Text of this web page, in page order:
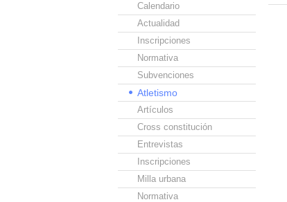
Calendario
Actualidad
Inscripciones
Normativa
Subvenciones
Atletismo
Artículos
Cross constitución
Entrevistas
Inscripciones
Milla urbana
Normativa